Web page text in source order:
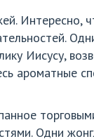
Интересно,
Иисусу,
ароматные
Одни